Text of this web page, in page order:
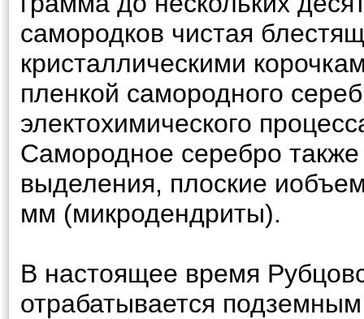
самородков чистая
кристаллическими
пленкой самородного
электохимического
Самородное серебро также
выделения, плоские
мм (микродендриты).
В настоящее время
отрабатывается